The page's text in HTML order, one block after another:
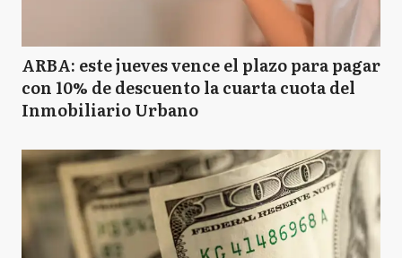
ARBA: este jueves vence el plazo para pagar
con 10% de descuento la cuarta cuota del
Inmobiliario Urbano